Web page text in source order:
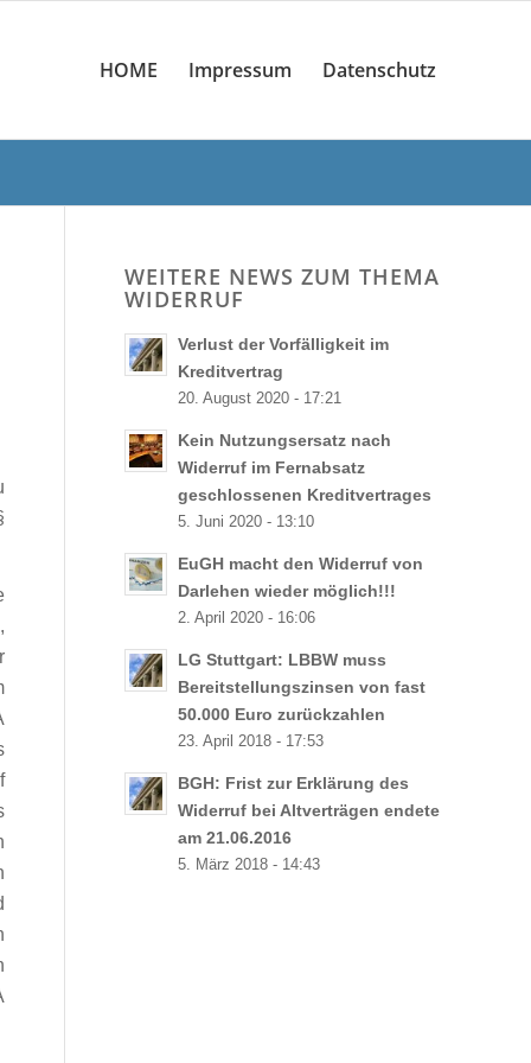
HOME Impressum Datenschutz
WEITERE NEWS ZUM THEMA
WIDERRUF
Verlust der Vorfälligkeit im
Kreditvertrag
20. August 2020 - 17:21
Kein Nutzungsersatz nach
Widerruf im Fernabsatz
geschlossenen Kreditvertrages
5. Juni 2020 - 13:10
EuGH macht den Widerruf von
Darlehen wieder möglich!!!
2. April 2020 - 16:06
LG Stuttgart: LBBW muss
Bereitstellungszinsen von fast
50.000 Euro zurückzahlen
23. April 2018 - 17:53
BGH: Frist zur Erklärung des
Widerruf bei Altverträgen endete
am 21.06.2016
5. März 2018 - 14:43